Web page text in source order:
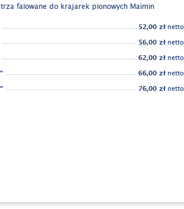
falowane do krajarek pionowych Maimin
52,00 złnetto
56,00 złnetto
62,00 złnetto
66,00 złnetto
76,00 złnetto